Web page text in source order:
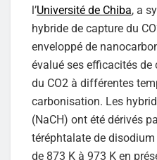
l’Université de Chiba, a
hybride de capture du
enveloppé de
évalué ses efficacités de
du CO2 à différentes
carbonisation. Les
(NaCH) ont été dérivés
téréphtalate de
de 873 K à 973 K en